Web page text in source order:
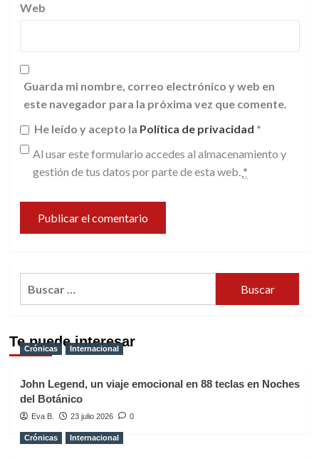
Web
Guarda mi nombre, correo electrónico y web en
este navegador para la próxima vez que comente.
He leído y acepto la Política de privacidad *
Al usar este formulario accedes al almacenamiento y
gestión de tus datos por parte de esta web. *
Te puede interesar
Crónicas Internacional
John Legend, un viaje emocional en 88 teclas en Noches
del Botánico
Eva B. 23 julio 2026 0
Crónicas Internacional